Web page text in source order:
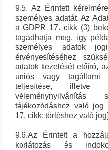
9.5. Az Érintett
személyes adatát. Az
a GDPR 17. cikk (3)
tagadhatja meg, így
személyes adatok
érvényesítéséhez
adatok kezelését előíró,
uniós vagy tagállami
teljesítése, illetve
tájékozódáshoz való jog
17. cikk; törléshez való
9.6.Az Érintett a
korlátozás és